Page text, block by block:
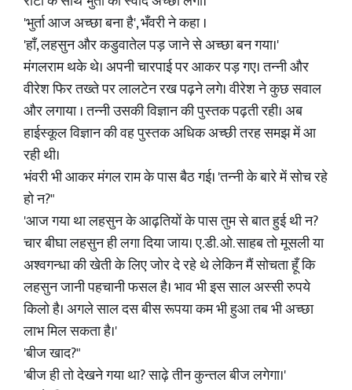
'भुर्ता आज अच्छा बना है', भँवरी ने कहा ।
'हाँ, लहसुन और कडुवातेल पड़ जाने से अच्छा बन गया।'
मंगलराम थके थे। अपनी चारपाई पर आकर पड़ गए। तन्नी और
वीरेश फिर तख्ते पर लालटेन रख पढ़ने लगे। वीरेश ने कुछ सवाल
और लगाया । तन्नी उसकी विज्ञान की पुस्तक पढ़ती रही। अब
हाईस्कूल विज्ञान की वह पुस्तक अधिक अच्छी तरह समझ में आ
रही थी।
भंवरी भी आकर मंगल राम के पास बैठ गई। 'तन्नी के बारे में सोच रहे
हो न?"
'आज गया था लहसुन के आढ़तियों के पास तुम से बात हुई थी न?
चार बीघा लहसुन ही लगा दिया जाय। ए.डी. ओ. साहब तो मूसली या
अश्वगन्धा की खेती के लिए जोर दे रहे थे लेकिन मैं सोचता हूँ कि
लहसुन जानी पहचानी फसल है। भाव भी इस साल अस्सी रुपये
किलो है। अगले साल दस बीस रूपया कम भी हुआ तब भी अच्छा
लाभ मिल सकता है।'
'बीज खाद?"
'बीज ही तो देखने गया था? साढ़े तीन कुन्तल बीज लगेगा।'